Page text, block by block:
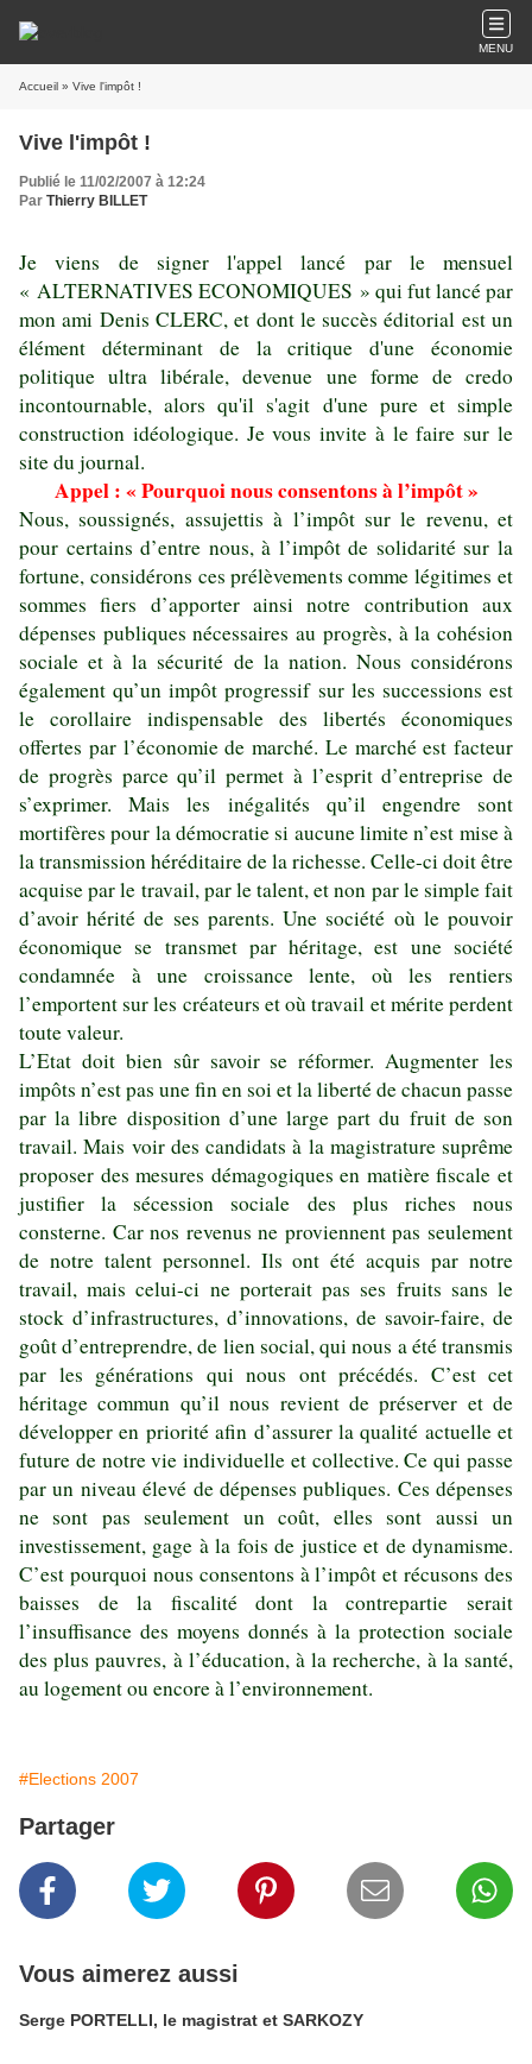
MENU
Accueil » Vive l'impôt !
Vive l'impôt !
Publié le 11/02/2007 à 12:24
Par Thierry BILLET
Je viens de signer l'appel lancé par le mensuel
« ALTERNATIVES ECONOMIQUES » qui fut lancé par
mon ami Denis CLERC, et dont le succès éditorial est un
élément déterminant de la critique d'une économie
politique ultra libérale, devenue une forme de credo
incontournable, alors qu'il s'agit d'une pure et simple
construction idéologique. Je vous invite à le faire sur le
site du journal.
Appel : « Pourquoi nous consentons à l’impôt »
Nous, soussignés, assujettis à l’impôt sur le revenu, et
pour certains d’entre nous, à l’impôt de solidarité sur la
fortune, considérons ces prélèvements comme légitimes et
sommes fiers d’apporter ainsi notre contribution aux
dépenses publiques nécessaires au progrès, à la cohésion
sociale et à la sécurité de la nation. Nous considérons
également qu’un impôt progressif sur les successions est
le corollaire indispensable des libertés économiques
offertes par l’économie de marché. Le marché est facteur
de progrès parce qu’il permet à l’esprit d’entreprise de
s’exprimer. Mais les inégalités qu’il engendre sont
mortifères pour la démocratie si aucune limite n’est mise à
la transmission héréditaire de la richesse. Celle-ci doit être
acquise par le travail, par le talent, et non par le simple fait
d’avoir hérité de ses parents. Une société où le pouvoir
économique se transmet par héritage, est une société
condamnée à une croissance lente, où les rentiers
l’emportent sur les créateurs et où travail et mérite perdent
toute valeur.
L’Etat doit bien sûr savoir se réformer. Augmenter les
impôts n’est pas une fin en soi et la liberté de chacun passe
par la libre disposition d’une large part du fruit de son
travail. Mais voir des candidats à la magistrature suprême
proposer des mesures démagogiques en matière fiscale et
justifier la sécession sociale des plus riches nous
consterne. Car nos revenus ne proviennent pas seulement
de notre talent personnel. Ils ont été acquis par notre
travail, mais celui-ci ne porterait pas ses fruits sans le
stock d’infrastructures, d’innovations, de savoir-faire, de
goût d’entreprendre, de lien social, qui nous a été transmis
par les générations qui nous ont précédés. C’est cet
héritage commun qu’il nous revient de préserver et de
développer en priorité afin d’assurer la qualité actuelle et
future de notre vie individuelle et collective. Ce qui passe
par un niveau élevé de dépenses publiques. Ces dépenses
ne sont pas seulement un coût, elles sont aussi un
investissement, gage à la fois de justice et de dynamisme.
C’est pourquoi nous consentons à l’impôt et récusons des
baisses de la fiscalité dont la contrepartie serait
l’insuffisance des moyens donnés à la protection sociale
des plus pauvres, à l’éducation, à la recherche, à la santé,
au logement ou encore à l’environnement.
#Elections 2007
Partager
Vous aimerez aussi
Serge PORTELLI, le magistrat et SARKOZY